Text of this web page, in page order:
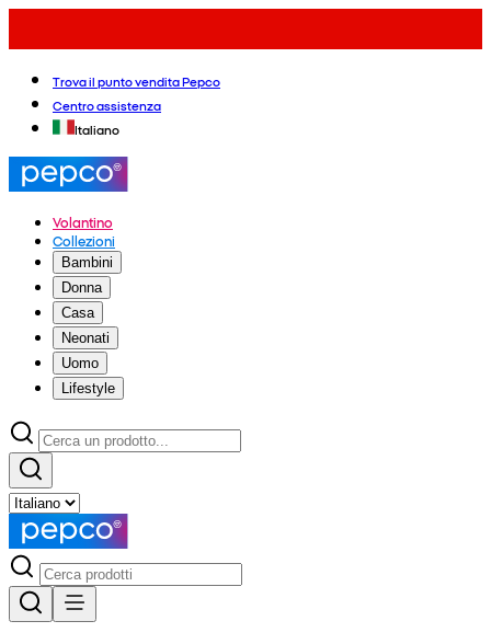
Trova il punto vendita Pepco
Centro assistenza
Italiano
Volantino
Collezioni
Bambini
Donna
Casa
Neonati
Uomo
Lifestyle